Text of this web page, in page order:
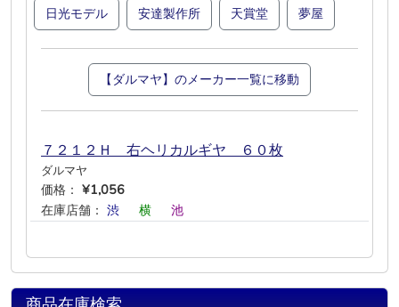
日光モデル 安達製作所 天賞堂 夢屋
【ダルマヤ】のメーカー一覧に移動
７２１２Ｈ 右ヘリカルギヤ ６０枚
ダルマヤ
価格： ¥1,056
在庫店舗： 渋 横 池